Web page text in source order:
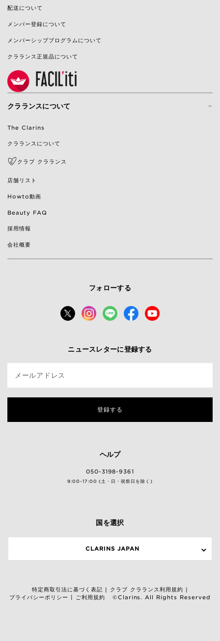
配送について
メンバー登録について
メンバーシッププログラムについて
クラランス正規品について
-
クラランスについて
The Clarins
クラランスについて
クラブ クラランス
店舗リスト
Howto動画
Beauty FAQ
採用情報
会社概要
フォローする
ニュースレターに登録する
メールアドレス
登録する
ヘルプ
050-3198-9361
9:00-17:00 (土・日・祝祭日を除く)
国を選択
CLARINS JAPAN
特定商取引法に基づく表記 | クラブ クラランス利用規約 |
プライバシーポリシー
ご利用規約 ©Clarins. All Rights Reserved